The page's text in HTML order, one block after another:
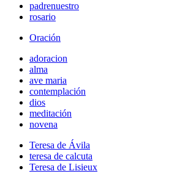
padrenuestro
rosario
Oración
adoracion
alma
ave maria
contemplación
dios
meditación
novena
Teresa de Ávila
teresa de calcuta
Teresa de Lisieux